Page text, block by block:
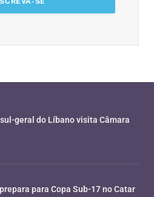
geral do Líbano visita Câmara
para Copa Sub-17 no Catar